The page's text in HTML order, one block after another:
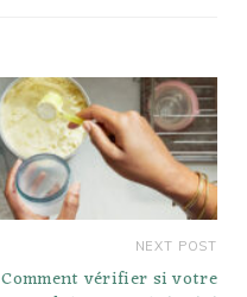
NEXT POST
Comment vérifier si votre